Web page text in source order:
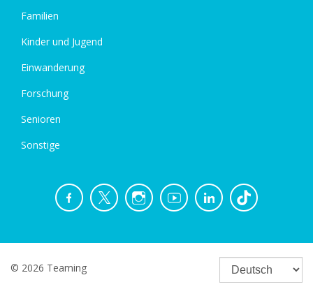
Familien
Kinder und Jugend
Einwanderung
Forschung
Senioren
Sonstige
© 2026 Teaming